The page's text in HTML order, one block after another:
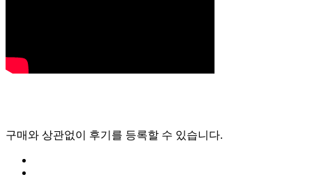
구매와 상관없이 후기를 등록할 수 있습니다.